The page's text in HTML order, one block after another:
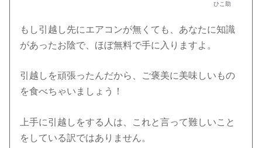
ひこ助
もし引越し先にエアコンが無くても、あなたに知識
があったお陰で、ほぼ無料で手に入りますよ。
引越しを頑張ったんだから、ご褒美に美味しいもの
を食べちゃいましょう！
上手に引越しをする人は、これと言って難しいこと
をしている訳ではありません。